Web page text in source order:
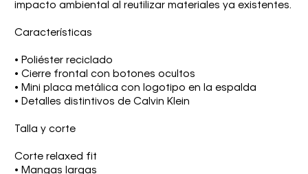
impacto ambiental al reutilizar materiales ya existentes.
Características
• Poliéster reciclado
• Cierre frontal con botones ocultos
• Mini placa metálica con logotipo en la espalda
• Detalles distintivos de Calvin Klein
Talla y corte
Corte relaxed fit
• Mangas largas